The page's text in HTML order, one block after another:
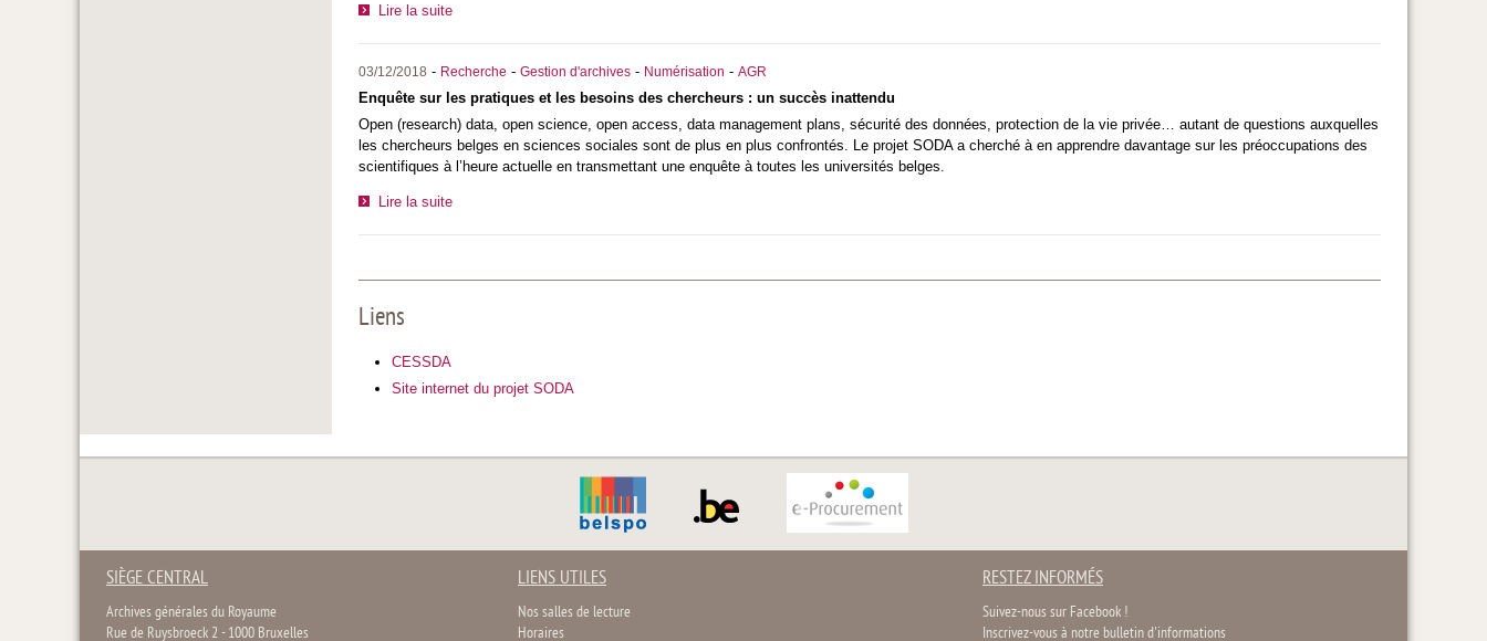
Lire la suite
03/12/2018 - Recherche - Gestion d'archives - Numérisation - AGR
Enquête sur les pratiques et les besoins des chercheurs : un succès inattendu
Open (research) data, open science, open access, data management plans, sécurité des données, protection de la vie privée… autant de questions auxquelles
les chercheurs belges en sciences sociales sont de plus en plus confrontés. Le projet SODA a cherché à en apprendre davantage sur les préoccupations des
scientifiques à l’heure actuelle en transmettant une enquête à toutes les universités belges.
Lire la suite
Liens
CESSDA
Site internet du projet SODA
SIÈGE CENTRAL
Archives générales du Royaume
Rue de Ruysbroeck 2 - 1000 Bruxelles
LIENS UTILES
Nos salles de lecture
Horaires
RESTEZ INFORMÉS
Suivez-nous sur Facebook !
Inscrivez-vous à notre bulletin d'informations